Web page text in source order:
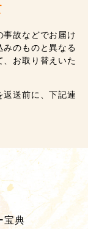
故などでお届け
のものと異なる
お取り替えいた
返送前に、下記連
宝典